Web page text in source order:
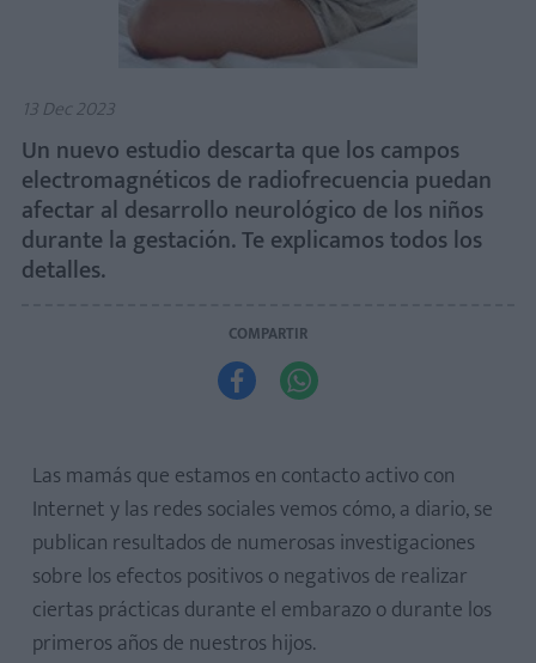
13 Dec 2023
Un nuevo estudio descarta que los campos
electromagnéticos de radiofrecuencia puedan
afectar al desarrollo neurológico de los niños
durante la gestación. Te explicamos todos los
detalles.
COMPARTIR
 
Las mamás que estamos en contacto activo con
Internet y las redes sociales vemos cómo, a diario, se
publican resultados de numerosas investigaciones
sobre los efectos positivos o negativos de realizar
ciertas prácticas durante el embarazo o durante los
primeros años de nuestros hijos.